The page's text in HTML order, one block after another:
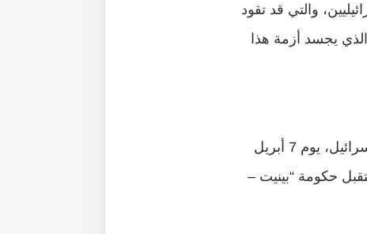
والتي قد تقود
يجسد أزمة هذا
عقب إعلان عضوة الكنيست “عيديت سيلمان” استقالتها من الائتلاف الحاكم في إسرائيل، يوم 7 أبريل
حكومة “بينيت –